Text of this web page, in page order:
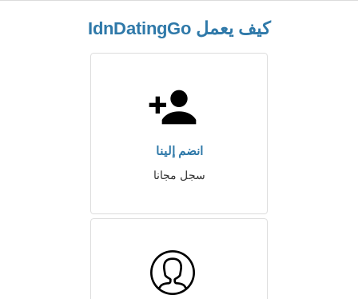
كيف يعمل IdnDatingGo
انضم إلينا
سجل مجانا